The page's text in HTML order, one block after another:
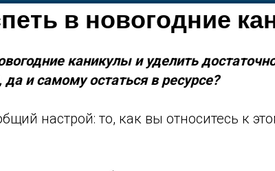
в новогодние
каникулы и уделить
да и самому остаться в ресурсе?
настрой: то, как вы относитесь к